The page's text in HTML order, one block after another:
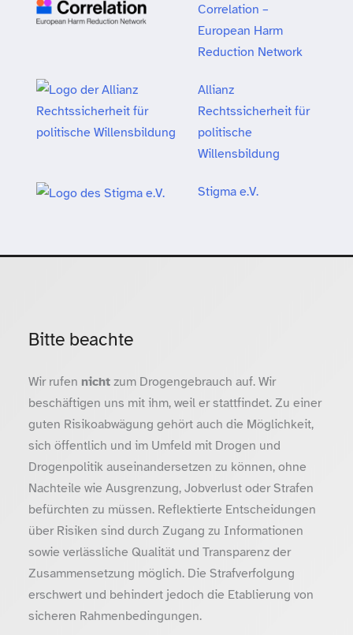
Correlation –
European Harm
Reduction Network
Allianz
Rechtssicherheit für
politische
Willensbildung
Stigma e.V.
Bitte beachte
Wir rufen nichtzum Drogengebrauch auf. Wir
beschäftigen uns mit ihm, weil er stattfindet. Zu einer
guten Risikoabwägung gehört auch die Möglichkeit,
sich öffentlich und im Umfeld mit Drogen und
Drogenpolitik auseinandersetzen zu können, ohne
Nachteile wie Ausgrenzung, Jobverlust oder Strafen
befürchten zu müssen. Reflektierte Entscheidungen
über Risiken sind durch Zugang zu Informationen
sowie verlässliche Qualität und Transparenz der
Zusammensetzung möglich. Die Strafverfolgung
erschwert und behindert jedoch die Etablierung von
sicheren Rahmenbedingungen.